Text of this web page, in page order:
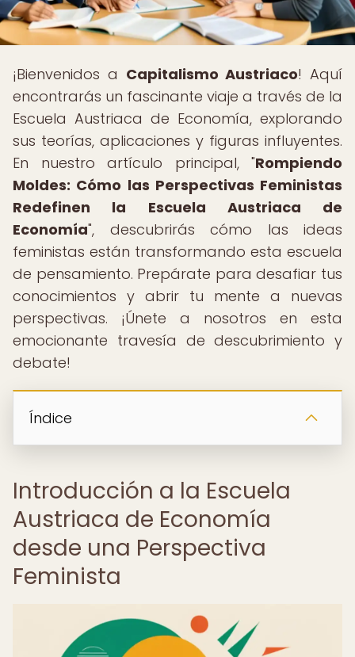
¡Bienvenidos a Capitalismo Austriaco! Aquí
encontrarás un fascinante viaje a través de la
Escuela Austriaca de Economía, explorando
sus teorías, aplicaciones y figuras influyentes.
En nuestro artículo principal, "Rompiendo
Moldes: Cómo las Perspectivas Feministas
Redefinen la Escuela Austriaca de
Economía", descubrirás cómo las ideas
feministas están transformando esta escuela
de pensamiento. Prepárate para desafiar tus
conocimientos y abrir tu mente a nuevas
perspectivas. ¡Únete a nosotros en esta
emocionante travesía de descubrimiento y
debate!
Índice
Introducción a la Escuela
Austriaca de Economía
desde una Perspectiva
Feminista